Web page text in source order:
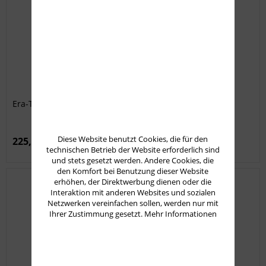
Era-Tac Ultraleicht Blockmontage ø30 mm 20 MOA
225,00 € *
Diese Website benutzt Cookies, die für den
technischen Betrieb der Website erforderlich sind
und stets gesetzt werden. Andere Cookies, die
den Komfort bei Benutzung dieser Website
erhöhen, der Direktwerbung dienen oder die
Interaktion mit anderen Websites und sozialen
Netzwerken vereinfachen sollen, werden nur mit
Ihrer Zustimmung gesetzt. Mehr Informationen